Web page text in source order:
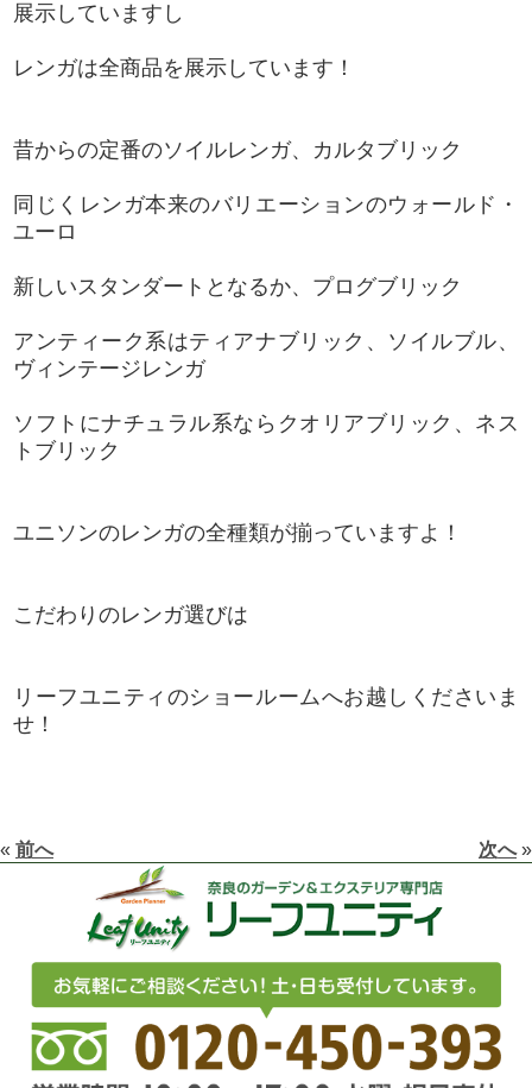
展示していますし
レンガは全商品を展示しています！
昔からの定番のソイルレンガ、カルタブリック
同じくレンガ本来のバリエーションのウォールド・
ユーロ
新しいスタンダートとなるか、プログブリック
アンティーク系はティアナブリック、ソイルブル、
ヴィンテージレンガ
ソフトにナチュラル系ならクオリアブリック、ネス
トブリック
ユニソンのレンガの全種類が揃っていますよ！
こだわりのレンガ選びは
リーフユニティのショールームへお越しくださいま
せ！
« 前へ 次へ»